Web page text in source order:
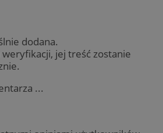
dodana.
jej treść zostanie
...